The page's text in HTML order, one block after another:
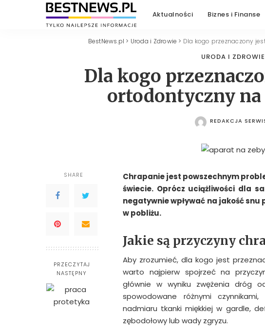
Aktualności Biznes i Finanse
BestNews.pl > Uroda i Zdrowie > Dla kogo przeznaczony
URODA I ZDROWIE
Dla kogo
ortodontyczny na
POSTED
REDAKCJA
SHARE
PRZECZYTAJ
NASTĘPNY
Chrapanie jest powszechnym
świecie. Oprócz uciążliwości dla
negatywnie wpływać na jakość
w pobliżu.
Jakie są przyczyny
Aby zrozumieć, dla kogo jest
warto najpierw spojrzeć na
głównie w wyniku zwężenia dróg
spowodowane różnymi
nadmiaru tkanki miękkiej w gardle,
zębodołowy lub wady zgryzu.